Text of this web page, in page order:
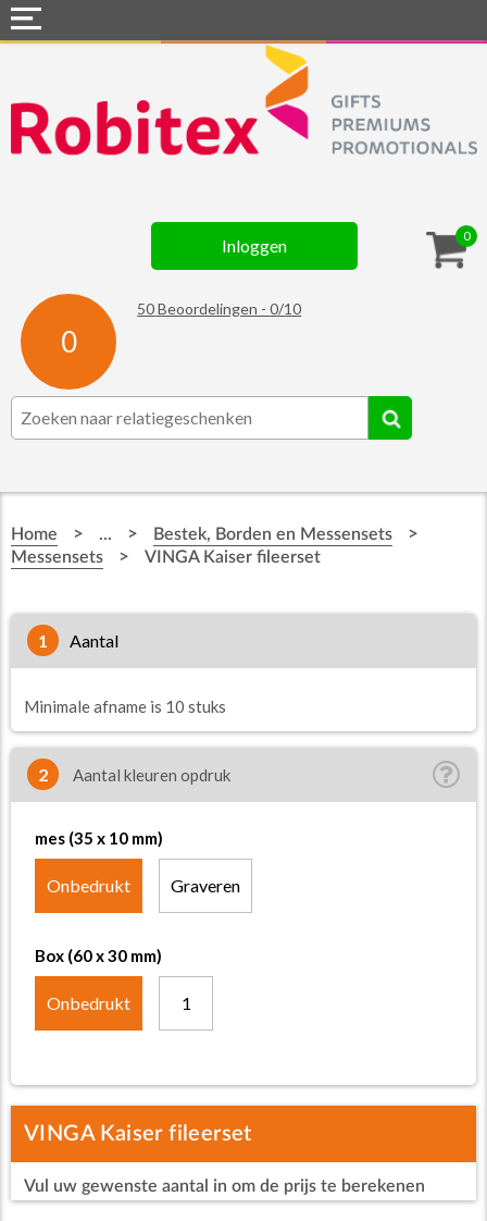
0
Inloggen
0
50Beoordelingen -0/10
Webshops
Snel naar »
Assortiment
Contact
☆ Prijsknallers ☆
Home > ... > Bestek, Borden en Messensets >
Messensets > VINGA Kaiser fileerset
1 aantal
Minimale afname is 10 stuks
2 Aantal kleuren opdruk
mes (35 x 10 mm)
Onbedrukt Graveren
Box (60 x 30 mm)
Onbedrukt 1
VINGA Kaiser fileerset
Vul uw gewenste aantal in om de prijs te berekenen